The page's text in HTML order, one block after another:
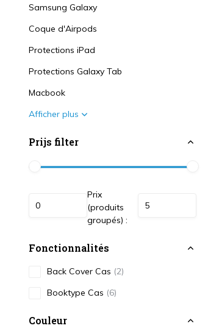
Samsung Galaxy
Coque d'Airpods
Protections iPad
Protections Galaxy Tab
Macbook
Afficher plus
Prijs filter
Prix
(produits
groupés) :
Fonctionnalités
Back Cover Cas (2)
Booktype Cas (6)
Couleur